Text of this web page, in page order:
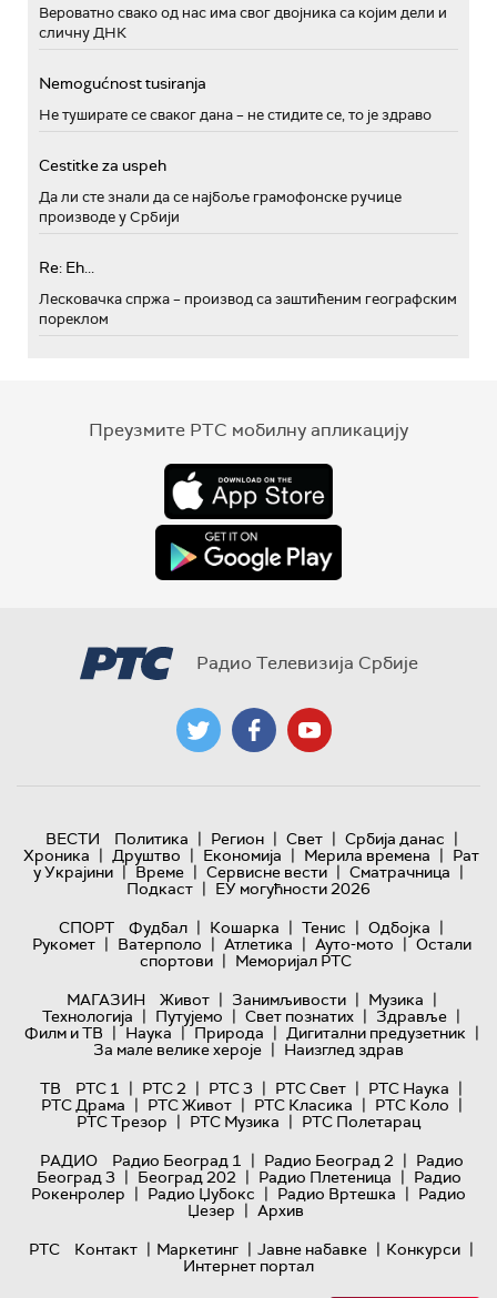
Вероватно свако од нас има свог двојника са којим дели и
сличну ДНК
Nemogućnost tusiranja
Не туширате се сваког дана – не стидите се, то је здраво
Cestitke za uspeh
Да ли сте знали да се најбоље грамофонске ручице
производе у Србији
Re: Eh...
Лесковачка спржа – производ са заштићеним географским
пореклом
Преузмите РТС мобилну апликацију
Радио Телевизија Србије
ВЕСТИ Политика | Регион | Свет | Србија данас |
Хроника | Друштво | Економија | Мерила времена | Рат
у Украјини | Време | Сервисне вести | Сматрачница |
Подкаст | ЕУ могућности 2026
СПОРТ
Фудбал | Кошарка | Тенис | Одбојка |
Рукомет | Ватерполо | Атлетика | Ауто-мото | Остали
спортови | Меморијал РТС
МАГАЗИН
Живот | Занимљивости | Музика |
Технологијa | Путујемо | Свет познатих | Здравље |
Филм и ТВ | Наука | Природа | Дигитални предузетник |
За мале велике хероје | Наизглед здрав
ТВ
РТС 1 | РТС 2 | РТС 3 | РТС Свет | РТС Наука |
РТС Драма | РТС Живот | РТС Класика | РТС Коло |
РТС Трезор | РТС Музика | РТС Полетарац
РАДИО
Радио Београд 1 | Радио Београд 2 | Радио
Београд 3 | Београд 202 | Радио Плетеница | Радио
Рокенролер | Радио Џубокс | Радио Вртешка | Радио
Џезер | Архив
РТС
Контакт | Маркетинг | Јавне набавке | Конкурси |
Интернет портал